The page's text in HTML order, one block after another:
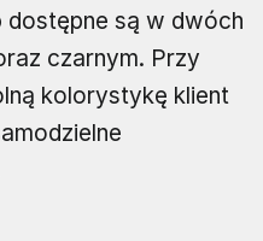
dostępne są w dwóch
czarnym. Przy
kolorystykę klient